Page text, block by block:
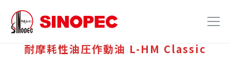
耐摩耗性油圧作動油 L-HM Classic